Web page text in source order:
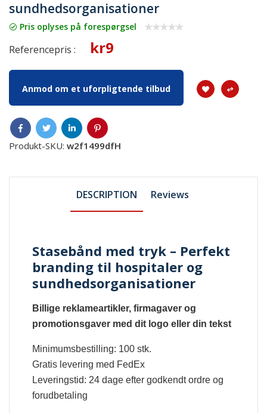
sundhedsorganisationer
Pris oplyses på forespørgsel
Referencepris : kr9
Anmod om et uforpligtende tilbud
Produkt-SKU: w2f1499dfH
DESCRIPTION Reviews
Stasebånd med tryk – Perfekt
branding til hospitaler og
sundhedsorganisationer
Billige reklameartikler, firmagaver og
promotionsgaver med dit logo eller din tekst
Minimumsbestilling: 100 stk.
Gratis levering med FedEx
Leveringstid: 24 dage efter godkendt ordre og
forudbetaling